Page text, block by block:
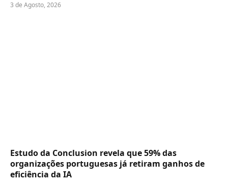
3 de Agosto, 2026
Estudo da Conclusion revela que 59% das
organizações portuguesas já retiram ganhos de
eficiência da IA